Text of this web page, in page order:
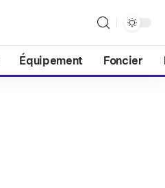
Équipement Foncier